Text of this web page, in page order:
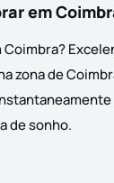
em
zona de
de sonho.